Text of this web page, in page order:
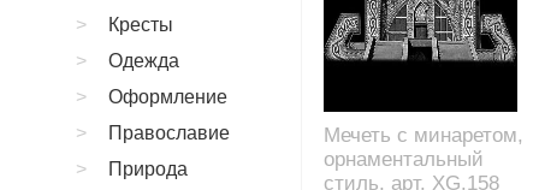
Мечеть с минаретом,
орнаментальный
стиль, арт. XG.158
Кресты
Одежда
Оформление
Православие
Природа